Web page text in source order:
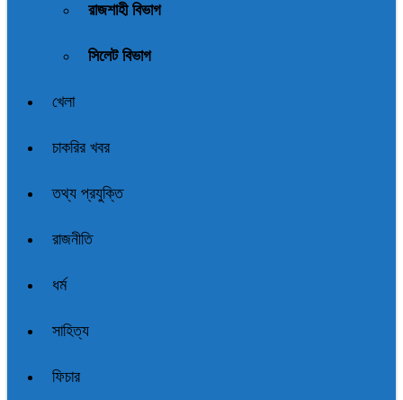
রাজশাহী বিভাগ
সিলেট বিভাগ
খেলা
চাকরির খবর
তথ্য প্রযুক্তি
রাজনীতি
ধর্ম
সাহিত্য
ফিচার